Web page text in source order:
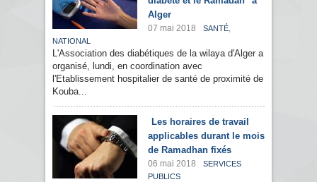
Alger
07 mai 2018 SANTÉ,
NATIONAL
L'Association des diabétiques de la wilaya d'Alger a
organisé, lundi, en coordination avec
l'Etablissement hospitalier de santé de proximité de
Kouba...
Les horaires de travail
applicables durant le mois
de Ramadhan fixés
06 mai 2018
SERVICES
PUBLICS